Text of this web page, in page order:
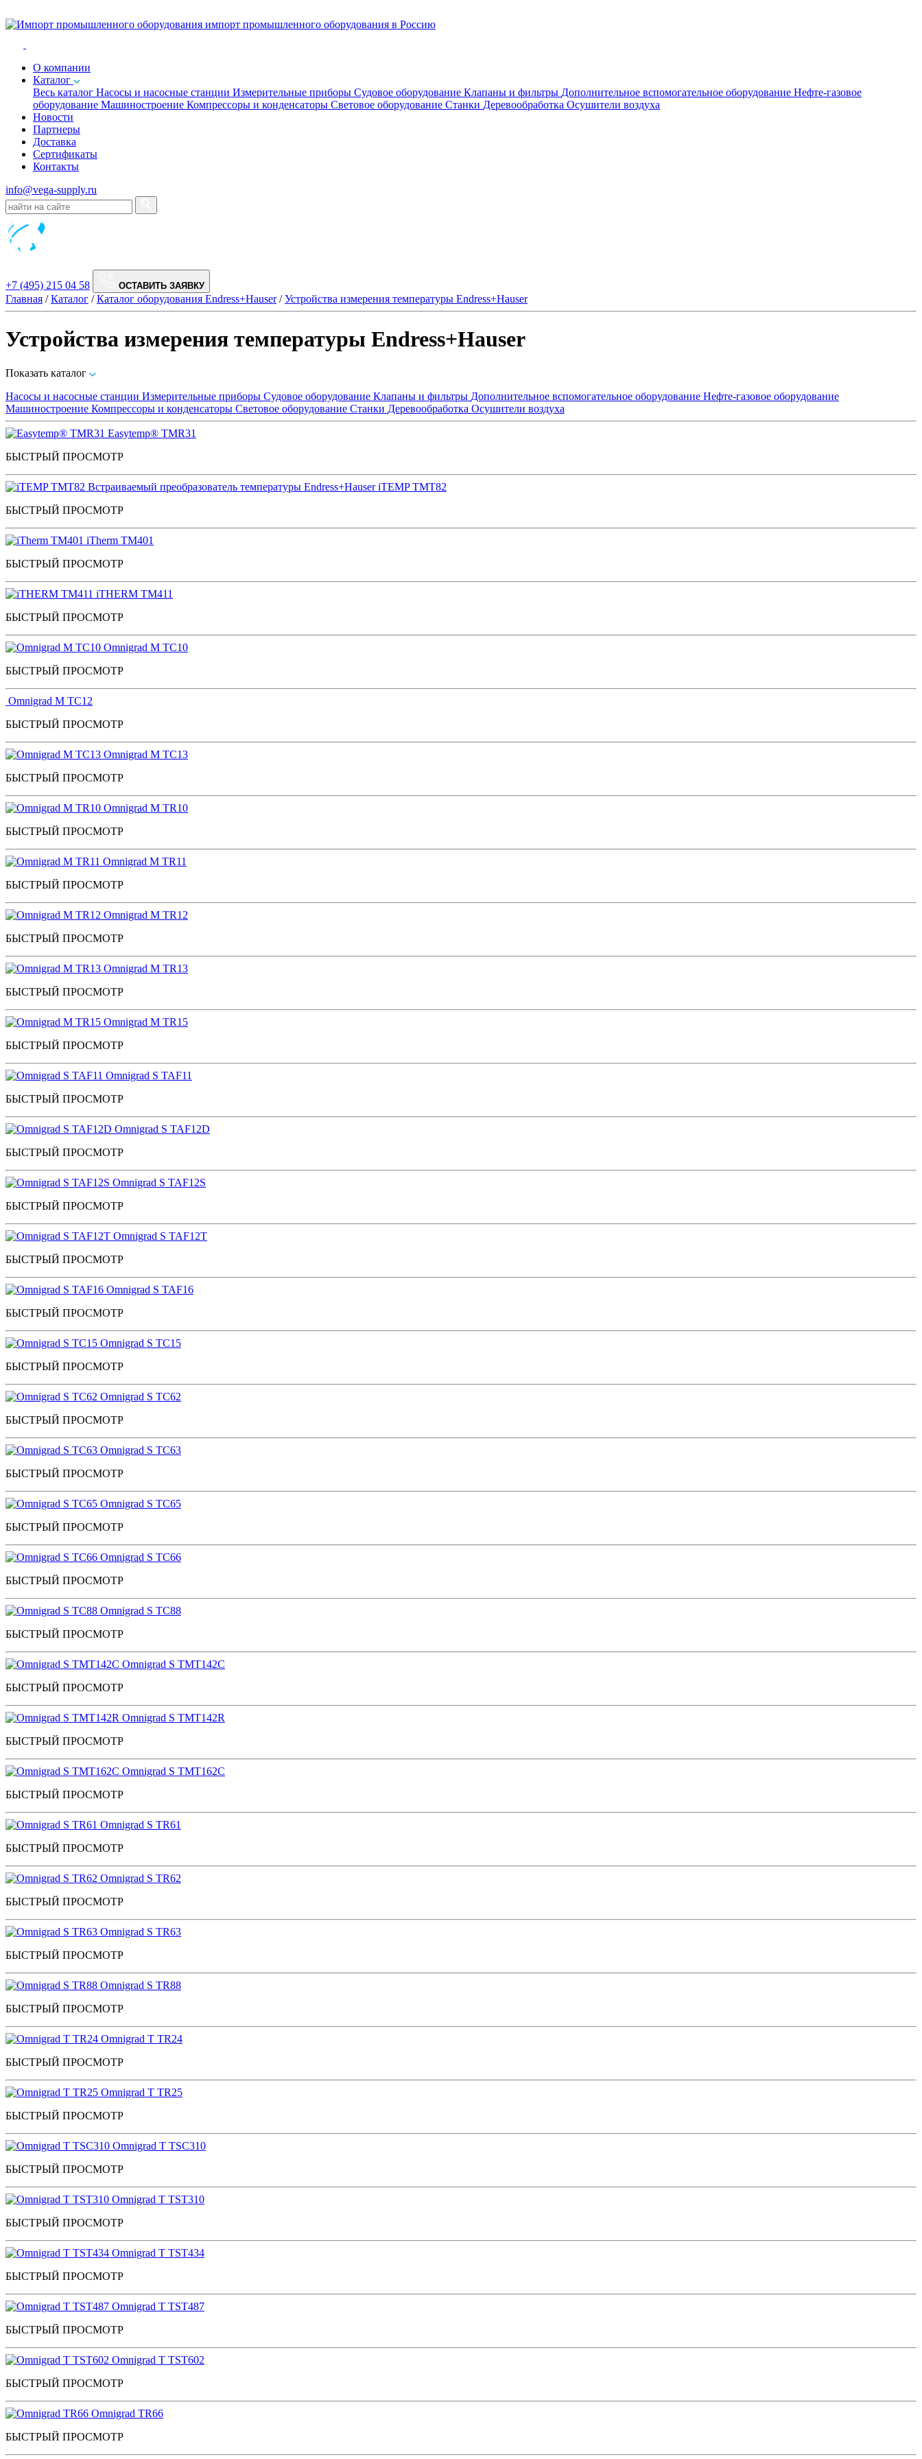
импорт промышленного оборудования в Россию
O компании
Каталог
Весь каталог Насосы и насосные станции Измерительные приборы Судовое оборудование Клапаны и фильтры Дополнительное вспомогательное оборудование Нефте-газовое
оборудование Машиностроение Компрессоры и конденсаторы Световое оборудование Станки Деревообработка Осушители воздуха
Новости
Партнеры
Доставка
Сертификаты
Контакты
info@vega-supply.ru
+7 (495) 215 04 58 ОСТАВИТЬ ЗАЯВКУ
Главная /Каталог /Каталог оборудования Endress+Hauser/Устройства измерения температуры Endress+Hauser
Устройства измерения температуры Endress+Hauser
Показать каталог
Насосы и насосные станции Измерительные приборы Судовое оборудование Клапаны и фильтры Дополнительное вспомогательное оборудование Нефте-газовое оборудование
Машиностроение Компрессоры и конденсаторы Световое оборудование Станки Деревообработка Осушители воздуха
Easytemp® TMR31
БЫСТРЫЙ ПРОСМОТР
Встраиваемый преобразователь температуры Endress+Hauser iTEMP TMT82
БЫСТРЫЙ ПРОСМОТР
iTherm TM401
БЫСТРЫЙ ПРОСМОТР
iTHERM TM411
БЫСТРЫЙ ПРОСМОТР
Omnigrad M TC10
БЫСТРЫЙ ПРОСМОТР
Omnigrad M TC12
БЫСТРЫЙ ПРОСМОТР
Omnigrad M TC13
БЫСТРЫЙ ПРОСМОТР
Omnigrad M TR10
БЫСТРЫЙ ПРОСМОТР
Omnigrad M TR11
БЫСТРЫЙ ПРОСМОТР
Omnigrad M TR12
БЫСТРЫЙ ПРОСМОТР
Omnigrad M TR13
БЫСТРЫЙ ПРОСМОТР
Omnigrad M TR15
БЫСТРЫЙ ПРОСМОТР
Omnigrad S TAF11
БЫСТРЫЙ ПРОСМОТР
Omnigrad S TAF12D
БЫСТРЫЙ ПРОСМОТР
Omnigrad S TAF12S
БЫСТРЫЙ ПРОСМОТР
Omnigrad S TAF12T
БЫСТРЫЙ ПРОСМОТР
Omnigrad S TAF16
БЫСТРЫЙ ПРОСМОТР
Omnigrad S TC15
БЫСТРЫЙ ПРОСМОТР
Omnigrad S TC62
БЫСТРЫЙ ПРОСМОТР
Omnigrad S TC63
БЫСТРЫЙ ПРОСМОТР
Omnigrad S TC65
БЫСТРЫЙ ПРОСМОТР
Omnigrad S TC66
БЫСТРЫЙ ПРОСМОТР
Omnigrad S TC88
БЫСТРЫЙ ПРОСМОТР
Omnigrad S TMT142C
БЫСТРЫЙ ПРОСМОТР
Omnigrad S TMT142R
БЫСТРЫЙ ПРОСМОТР
Omnigrad S TMT162C
БЫСТРЫЙ ПРОСМОТР
Omnigrad S TR61
БЫСТРЫЙ ПРОСМОТР
Omnigrad S TR62
БЫСТРЫЙ ПРОСМОТР
Omnigrad S TR63
БЫСТРЫЙ ПРОСМОТР
Omnigrad S TR88
БЫСТРЫЙ ПРОСМОТР
Omnigrad T TR24
БЫСТРЫЙ ПРОСМОТР
Omnigrad T TR25
БЫСТРЫЙ ПРОСМОТР
Omnigrad T TSC310
БЫСТРЫЙ ПРОСМОТР
Omnigrad T TST310
БЫСТРЫЙ ПРОСМОТР
Omnigrad T TST434
БЫСТРЫЙ ПРОСМОТР
Omnigrad T TST487
БЫСТРЫЙ ПРОСМОТР
Omnigrad T TST602
БЫСТРЫЙ ПРОСМОТР
Omnigrad TR66
БЫСТРЫЙ ПРОСМОТР